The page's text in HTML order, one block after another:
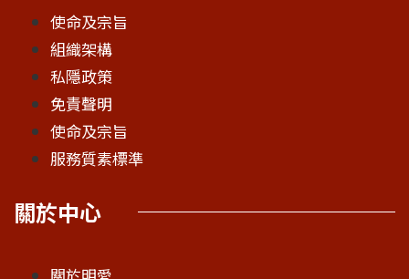
使命及宗旨
組織架構
私隱政策
免責聲明
使命及宗旨
服務質素標準
關於中心